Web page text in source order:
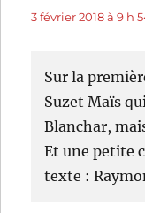
3 février 2018 à 9 h
Sur la
Suzet Maïs
Blanchar,
Et une petite
texte :